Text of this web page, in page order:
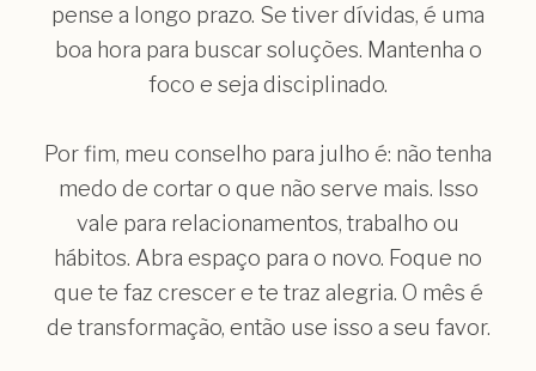
pense a longo prazo. Se tiver dívidas, é uma
boa hora para buscar soluções. Mantenha o
foco e seja disciplinado.
Por fim, meu conselho para julho é: não tenha
medo de cortar o que não serve mais. Isso
vale para relacionamentos, trabalho ou
hábitos. Abra espaço para o novo. Foque no
que te faz crescer e te traz alegria. O mês é
de transformação, então use isso a seu favor.